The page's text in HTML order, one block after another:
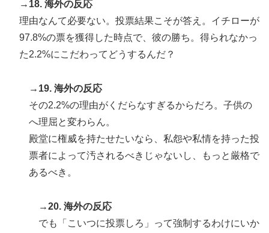
→18. 海外の反応
理由なんて必要ない。投票結果こそが答え。イチローが
97.8%の票を獲得した時点で、彼の勝ち。得られなかっ
た2.2%にこだわってどうするんだ？
→19. 海外の反応
その2.2%の理由がくだらなすぎるからだろ。子供の
へ理屈と変わらん。
殿堂に権威を持たせたいなら、私怨や私情を持った投
票者によって汚されるべきじゃないし、もっと厳格で
あるべき。
→20. 海外の反応
でも「こいつに投票しろ」って強制するわけにいか